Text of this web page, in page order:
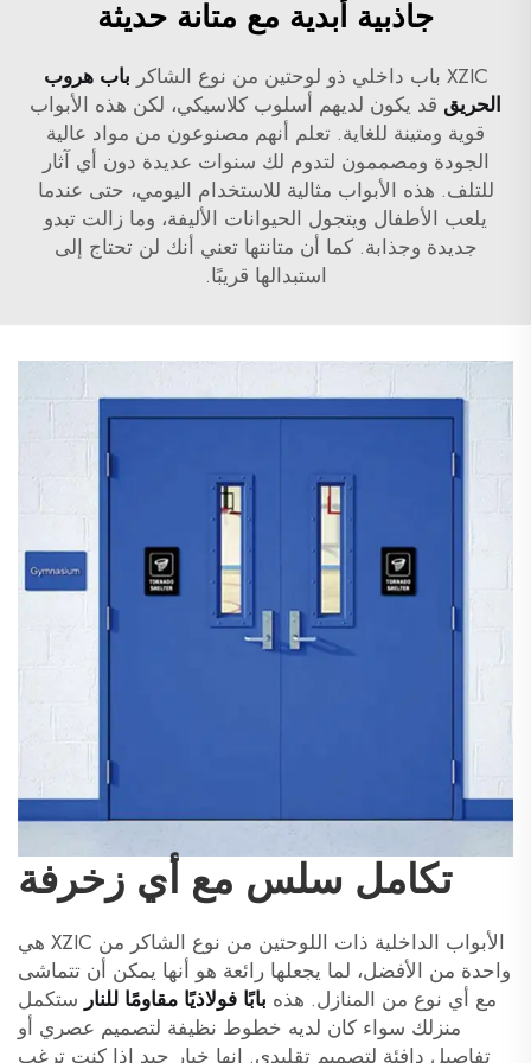
جاذبية أبدية مع متانة حديثة
XZIC باب داخلي ذو لوحتين من نوع الشاكر
باب هروب
الحريق قد يكون لديهم أسلوب كلاسيكي، لكن هذه الأبواب
قوية ومتينة للغاية. تعلم أنهم مصنوعون من مواد عالية
الجودة ومصممون لتدوم لك سنوات عديدة دون أي آثار
للتلف. هذه الأبواب مثالية للاستخدام اليومي، حتى عندما
يلعب الأطفال ويتجول الحيوانات الأليفة، وما زالت تبدو
جديدة وجذابة. كما أن متانتها تعني أنك لن تحتاج إلى
استبدالها قريبًا.
تكامل سلس مع أي زخرفة
الأبواب الداخلية ذات اللوحتين من نوع الشاكر من XZIC هي
واحدة من الأفضل، لما يجعلها رائعة هو أنها يمكن أن تتماشى
مع أي نوع من المنازل. هذه بابًا فولاذيًا مقاومًا للنار ستكمل
منزلك سواء كان لديه خطوط نظيفة لتصميم عصري أو
تفاصيل دافئة لتصميم تقليدي. إنها خيار جيد إذا كنت ترغب